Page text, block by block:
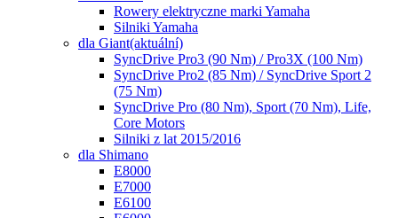
Rowery elektryczne marki Yamaha
Silniki Yamaha
dla Giant(aktuální)
SyncDrive Pro3 (90 Nm) / Pro3X (100 Nm)
SyncDrive Pro2 (85 Nm) / SyncDrive Sport 2
(75 Nm)
SyncDrive Pro (80 Nm), Sport (70 Nm), Life,
Core Motors
Silniki z lat 2015/2016
dla Shimano
E8000
E7000
E6100